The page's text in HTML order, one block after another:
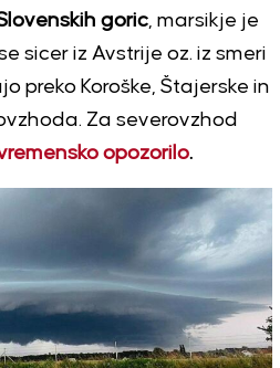
goric, marsikje je
sicer iz Avstrije oz. iz smeri
preko Koroške, Štajerske in
Za severovzhod
opozorilo.